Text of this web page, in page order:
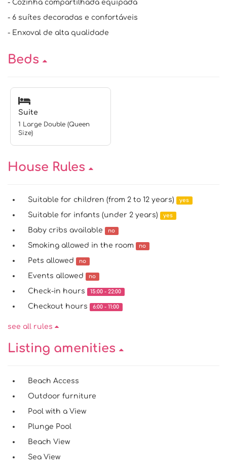
- Cozinha compartilhada equipada
- 6 suítes decoradas e confortáveis
- Enxoval de alta qualidade
Beds
Suite
1 Large Double (Queen
Size)
House Rules
Suitable for children (from 2 to 12 years) yes
Suitable for infants (under 2 years) yes
Baby cribs available no
Smoking allowed in the room no
Pets allowed no
Events allowed no
Check-in hours 15:00 - 22:00
Checkout hours 6:00 - 11:00
see all rules
Listing amenities
Beach Access
Outdoor furniture
Pool with a View
Plunge Pool
Beach View
Sea View